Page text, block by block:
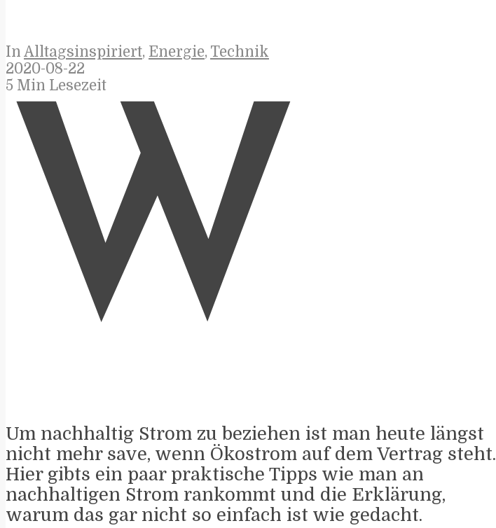
In Alltagsinspiriert, Energie, Technik
2020-08-22
5 Min Lesezeit
W
Um nachhaltig Strom zu beziehen ist man heute längst
nicht mehr save, wenn Ökostrom auf dem Vertrag steht.
Hier gibts ein paar praktische Tipps wie man an
nachhaltigen Strom rankommt und die Erklärung,
warum das gar nicht so einfach ist wie gedacht.